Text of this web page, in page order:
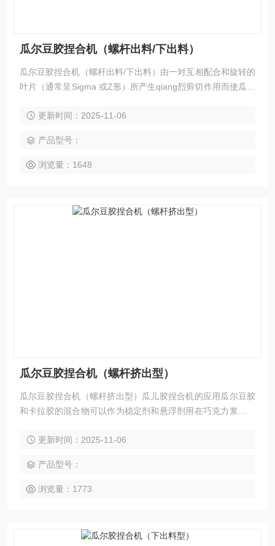
瓜尔豆胶捏合机（螺杆出料/下出料）
瓜尔豆胶捏合机（螺杆出料/下出料）由一对互相配合和旋转的
叶片（通常呈Sigma 或Z形）所产生qiang烈剪切作用而使瓜尔
捏锅、混捏机的说法。
更新时间：2025-11-06
产品型号：
浏览量：1648
瓜尔豆胶捏合机（螺杆挤出型）
瓜尔豆胶捏合机（螺杆挤出型）瓜儿胶捏合机的应用瓜尔豆胶
和卡拉胶的混合物可以作为稳定剂和悬浮剂用在巧克力浆液和
真空泡沫干燥中；瓜儿豆胶还可以改善热挤压膨化玉米粗粉的
更新时间：2025-11-06
产品型号：
浏览量：1773